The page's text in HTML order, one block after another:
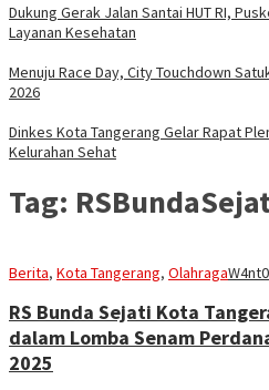
Dukung Gerak Jalan Santai HUT RI,
Layanan Kesehatan
Menuju Race Day, City Touchdown
2026
Dinkes Kota Tangerang Gelar Rapat
Kelurahan Sehat
Tag:
Berita, Kota Tangerang, OlahragaW4nt0
RS Bunda Sejati Kota
dalam Lomba Senam
2025